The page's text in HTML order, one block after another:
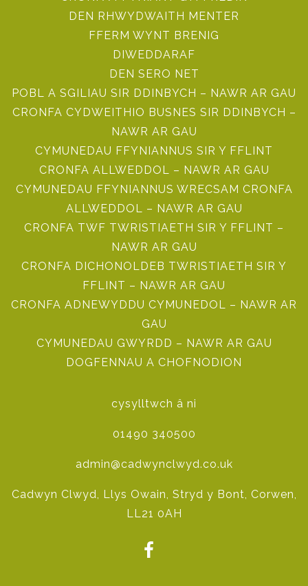
DEN RHWYDWAITH MENTER
FFERM WYNT BRENIG
DIWEDDARAF
DEN SERO NET
POBL A SGILIAU SIR DDINBYCH – NAWR AR GAU
CRONFA CYDWEITHIO BUSNES SIR DDINBYCH –
NAWR AR GAU
CYMUNEDAU FFYNIANNUS SIR Y FFLINT
CRONFA ALLWEDDOL – NAWR AR GAU
CYMUNEDAU FFYNIANNUS WRECSAM CRONFA
ALLWEDDOL – NAWR AR GAU
CRONFA TWF TWRISTIAETH SIR Y FFLINT –
NAWR AR GAU
CRONFA DICHONOLDEB TWRISTIAETH SIR Y
FFLINT – NAWR AR GAU
CRONFA ADNEWYDDU CYMUNEDOL – NAWR AR
GAU
CYMUNEDAU GWYRDD – NAWR AR GAU
DOGFENNAU A CHOFNODION
cysylltwch â ni
01490 340500
admin@cadwynclwyd.co.uk
Cadwyn Clwyd, Llys Owain, Stryd y Bont, Corwen,
LL21 0AH